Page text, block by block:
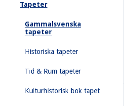
Tapeter
Gammalsvenska
tapeter
Historiska tapeter
Tid & Rum tapeter
Kulturhistorisk bok tapet